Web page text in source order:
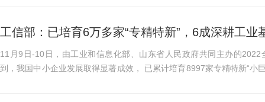
工信部：已培育6万多家“专精特新”，6成深耕工业
11月9日-10日，由工业和信息化部、山东省人民政府共同主办的
到，我国中小企业发展取得显著成效， 已累计培育8997家专精特新“小